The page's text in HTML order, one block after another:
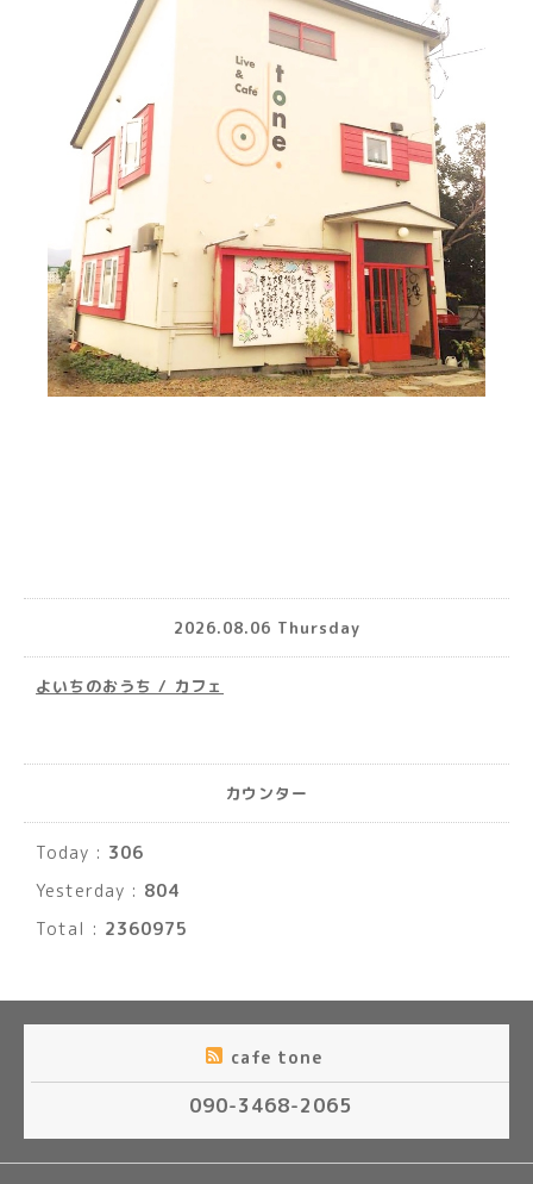
2026.08.06 Thursday
よいちのおうち / カフェ
カウンター
Today : 306
Yesterday : 804
Total : 2360975
cafe tone
090-3468-2065